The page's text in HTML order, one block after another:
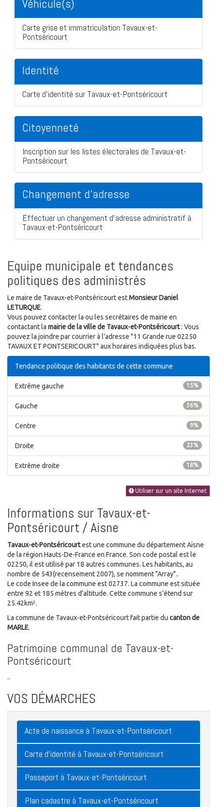
Véhicule(s)
Carte grise et immatriculation Tavaux-et-
Pontséricourt
Identité
Carte d'identité sur Tavaux-et-Pontséricourt
Citoyenneté
Inscription sur les listes électorales de Tavaux-et-
Pontséricourt
Changement d'adresse
Effectuer un changement d'adresse administratif à
Tavaux-et-Pontséricourt
Equipe municipale et tendances
politiques des administrés
Le maire de Tavaux-et-Pontséricourt estMonsieur Daniel
LETURQUE.
Vous pouvez contacter la ou les secrétaires de mairie en
contactant la mairie de la ville de Tavaux-et-Pontséricourt: Vous
pouvez la joindre par courrier à l'adresse "11 Grande rue 02250
TAVAUX ET PONTSERICOURT" aux horaires indiquées plus bas.
Tendance politique des habitants de cette commune
15%
Extrême gauche
36%
Gauche
9%
Centre
23%
Droite
18%
Extrême droite
Utiliser sur un site Internet
Informations sur Tavaux-et-
Pontséricourt / Aisne
Tavaux-et-Pontséricourtest une commune du département Aisne
de la région Hauts-De-France en France. Son code postal est le
02250, il est utilisé par 18 autres communes. Les habitants, au
nombre de 543(recensement 2007), se nomment "Array"..
Le code Insee de la commune est 02737. La commune est située
entre 92 et 185 mètres d'altitude. Cette commune s'étend sur
25.42km².
La commune de Tavaux-et-Pontséricourt fait partie du canton de
MARLE.
Patrimoine communal de Tavaux-et-
Pontséricourt
..
VOS DÉMARCHES
Acte de naissance à Tavaux-et-Pontséricourt
Carte d'identité à Tavaux-et-Pontséricourt
Passeport à Tavaux-et-Pontséricourt
Plan cadastre à Tavaux-et-Pontséricourt